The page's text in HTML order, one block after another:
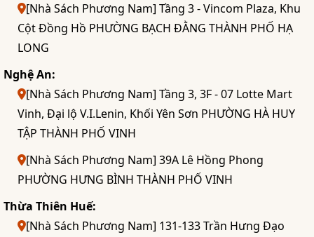
[Nhà Sách Phương Nam] Tầng 3 - Vincom Plaza, Khu
Cột Đồng Hồ PHƯỜNG BẠCH ĐẰNG THÀNH PHỐ HẠ
LONG
Nghệ An:
[Nhà Sách Phương Nam] Tầng 3, 3F - 07 Lotte Mart
Vinh, Đại lộ V.I.Lenin, Khối Yên Sơn PHƯỜNG HÀ HUY
TẬP THÀNH PHỐ VINH
[Nhà Sách Phương Nam] 39A Lê Hồng Phong
PHƯỜNG HƯNG BÌNH THÀNH PHỐ VINH
Thừa Thiên Huế:
[Nhà Sách Phương Nam] 131-133 Trần Hưng Đạo